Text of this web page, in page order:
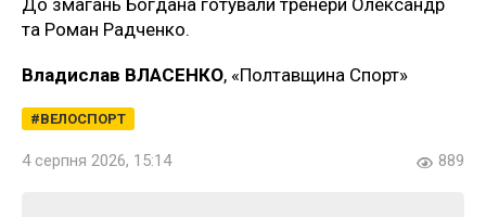
та Роман Радченко.
Владислав ВЛАСЕНКО, «Полтавщина Спорт»
ВЕЛОСПОРТ
4 серпня 2026, 15:14 889